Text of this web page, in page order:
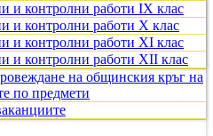
и контролни работи IX клас
и контролни работи X клас
и контролни работи XI клас
и контролни работи XII клас
на общинския кръг на
по предмети